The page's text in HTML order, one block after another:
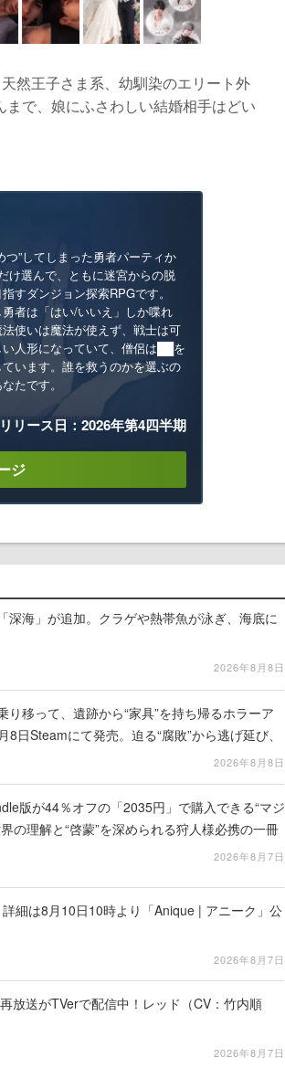
然王子さま系、幼馴染のエリート外
で、娘にふさわしい結婚相手はどい
つ”してしまった勇者パーティか
け選んで、ともに迷宮からの脱
すダンジョン探索RPGです。
勇者は「はい/いいえ」しか喋れ
使いは魔法が使えず、戦士は可
人形になっていて、僧侶は██を
います。誰を救うのかを選ぶの
たです。
リリース日：2026年第4四半期
ジ
深海」が追加。クラゲや熱帯魚が泳ぎ、海底に
2026年8月8日
り移って、遺跡から“家具”を持ち帰るホラーア
日Steamにて発売。迫る“腐敗”から逃げ延び、
2026年8月8日
版が44％オフの「2035円」で購入できる“マジ
の理解と“啓蒙”を深められる狩人様必携の一冊
2026年8月7日
細は8月10日10時より「Anique | アニーク」公
2026年8月7日
放送がTVerで配信中！レッド（CV：竹内順
2026年8月7日